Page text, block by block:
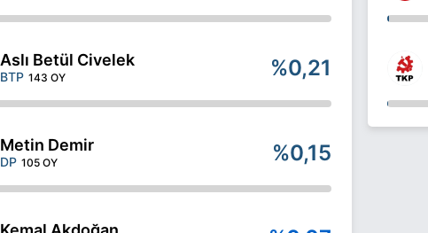
Aslı Betül Civelek
BTP 143 OY %0,21
Metin Demir
DP 105 OY %0,15